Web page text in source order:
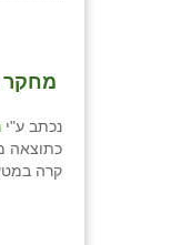
נכתב ע"י
כתוצאה
קרה